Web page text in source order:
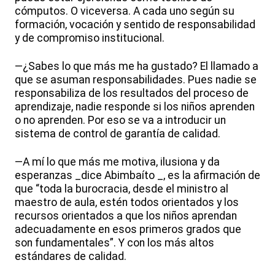
cómputos. O viceversa. A cada uno según su
formación, vocación y sentido de responsabilidad
y de compromiso institucional.
—¿Sabes lo que más me ha gustado? El llamado a
que se asuman responsabilidades. Pues nadie se
responsabiliza de los resultados del proceso de
aprendizaje, nadie responde si los niños aprenden
o no aprenden. Por eso se va a introducir un
sistema de control de garantía de calidad.
—A mí lo que más me motiva, ilusiona y da
esperanzas _dice Abimbaíto _, es la afirmación de
que “toda la burocracia, desde el ministro al
maestro de aula, estén todos orientados y los
recursos orientados a que los niños aprendan
adecuadamente en esos primeros grados que
son fundamentales”. Y con los más altos
estándares de calidad.